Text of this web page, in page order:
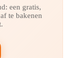
een gratis,
te bakenen